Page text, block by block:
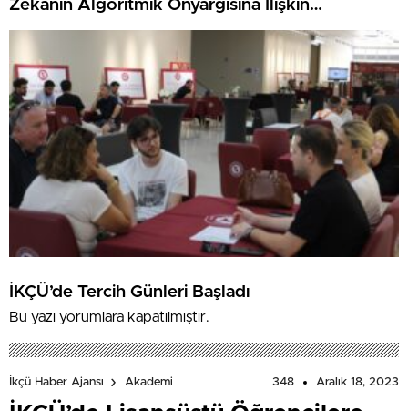
Zekanın Algoritmik Önyargısına İlişkin
Farkındalık Düzeylerini Araştıracak
İKÇÜ’de Tercih Günleri Başladı
Bu yazı yorumlara kapatılmıştır.
İkçü Haber Ajansı Akademi 348 Aralık 18, 2023